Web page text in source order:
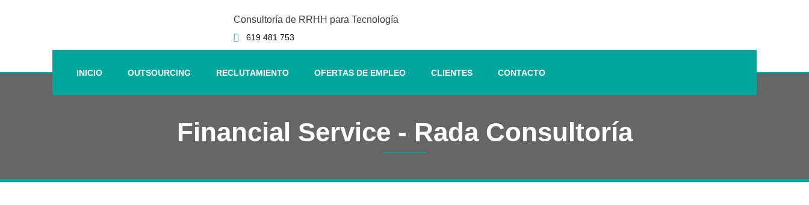
Consultoría de RRHH para Tecnología
619 481 753
INICIO OUTSOURCING RECLUTAMIENTO OFERTAS DE EMPLEO CLIENTES CONTACTO
Financial Service - Rada Consultoría